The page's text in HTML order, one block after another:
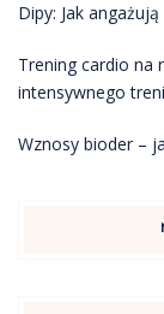
Dipy: Jak
Trening cardio na
intensywnego
Wznosy bioder –